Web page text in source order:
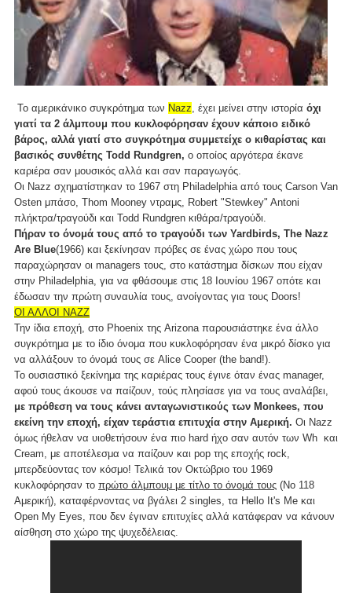
Το αμερικάνικο συγκρότημα των Nazz, έχει μείνει στην ιστορία όχι
γιατί τα 2 άλμπουμ που κυκλοφόρησαν έχουν κάποιο ειδικό
βάρος, αλλά γιατί στο συγκρότημα συμμετείχε ο κιθαρίστας και
βασικός συνθέτης Todd Rundgren, ο οποίος αργότερα έκανε
καριέρα σαν μουσικός αλλά και σαν παραγωγός.
Οι Nazz σχηματίστηκαν το 1967 στη Philadelphia από τους Carson Van
Osten μπάσο, Thom Mooney ντραμς, Robert "Stewkey" Antoni
πλήκτρα/τραγούδι και Todd Rundgren κιθάρα/τραγούδι.
Πήραν το όνομά τους από το τραγούδι των Yardbirds, The Nazz
Are Blue(1966) και ξεκίνησαν πρόβες σε ένας χώρο που τους
παραχώρησαν οι managers τους, στο κατάστημα δίσκων που είχαν
στην Philadelphia, για να φθάσουμε στις 18 Ιουνίου 1967 οπότε και
έδωσαν την πρώτη συναυλία τους, ανοίγοντας για τους Doors!
ΟΙ ΑΛΛΟΙ NAZZ
Την ίδια εποχή, στο Phoenix της Arizona παρουσιάστηκε ένα άλλο
συγκρότημα με το ίδιο όνομα που κυκλοφόρησαν ένα μικρό δίσκο για
να αλλάξουν το όνομά τους σε Alice Cooper (the band!).
Το ουσιαστικό ξεκίνημα της καριέρας τους έγινε όταν ένας manager,
αφού τους άκουσε να παίζουν, τούς πλησίασε για να τους αναλάβει,
με πρόθεση να τους κάνει ανταγωνιστικούς των Monkees, που
εκείνη την εποχή, είχαν τεράστια επιτυχία στην Αμερική. Οι Nazz
όμως ήθελαν να υιοθετήσουν ένα πιο hard ήχο σαν αυτόν των Wh και
Cream, με αποτέλεσμα να παίζουν και pop της εποχής rock,
μπερδεύοντας τον κόσμο! Τελικά τον Οκτώβριο του 1969
κυκλοφόρησαν το πρώτο άλμπουμ με τίτλο το όνομά τους (No 118
Αμερική), καταφέρνοντας να βγάλει 2 singles, τα Hello It's Me και
Open My Eyes, που δεν έγιναν επιτυχίες αλλά κατάφεραν να κάνουν
αίσθηση στο χώρο της ψυχεδέλειας.